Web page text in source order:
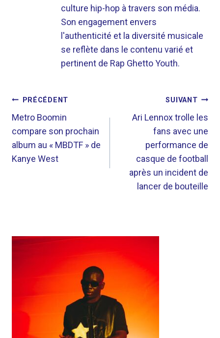
culture hip-hop à travers son média.
Son engagement envers
l'authenticité et la diversité musicale
se reflète dans le contenu varié et
pertinent de Rap Ghetto Youth.
NAVIGATION
DE
L’ARTICLE
PRÉCÉDENT
Metro Boomin
compare son prochain
album au « MBDTF » de
Kanye West
SUIVANT
Ari Lennox trolle les
fans avec une
performance de
casque de football
après un incident de
lancer de bouteille